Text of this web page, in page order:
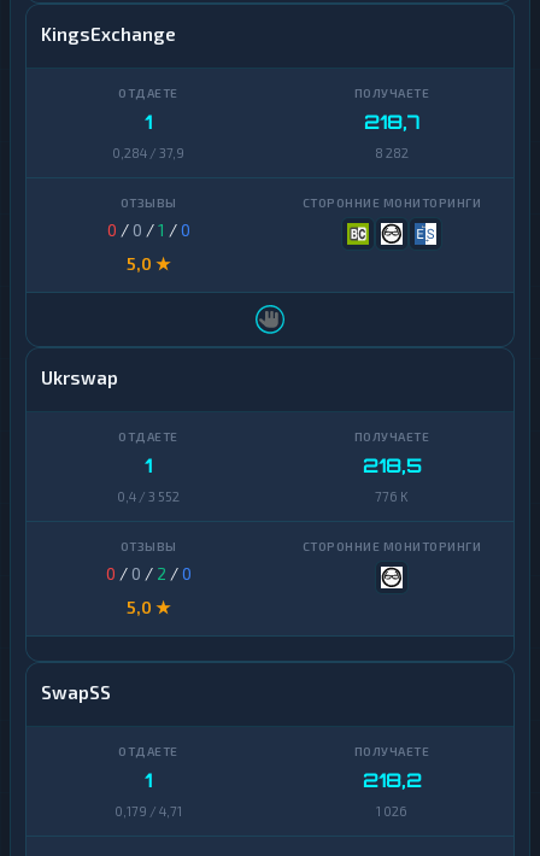
KingsExchange
1
0,284 / 37,9
218,7
8 282
0 / 0 /1 /0
5,0 ★
Ukrswap
1
0,4 / 3 552
218,5
776 K
0 / 0 / 2 /0
5,0 ★
SwapSS
1
0,179 / 4,71
218,2
1 026